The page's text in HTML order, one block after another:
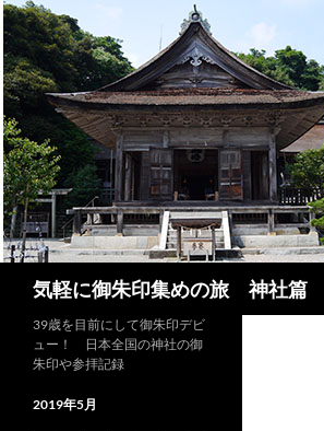
コ
ン
テ
ン
ツ
へ
ス
キ
ッ
プ
気軽に御朱印集めの旅 神社篇
39歳を目前にして御朱印デビ
ュー！ 日本全国の神社の御
朱印や参拝記録
2019年5月